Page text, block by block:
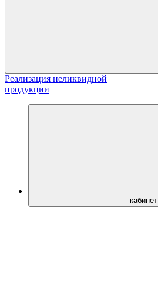
Реализация неликвидной
продукции
кабинет